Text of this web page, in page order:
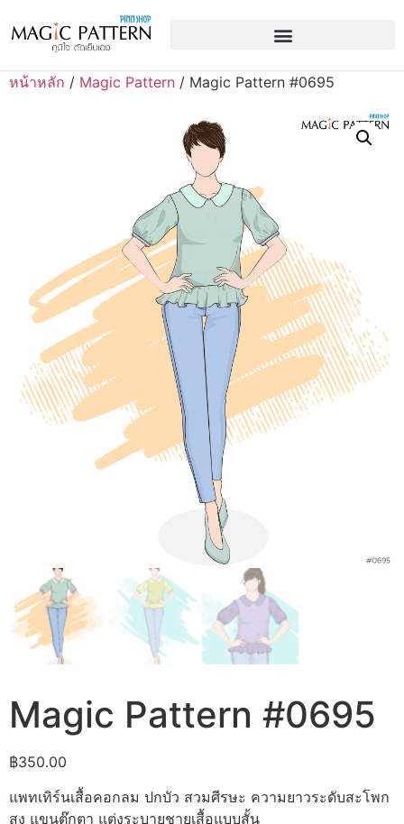
หน้าหลัก / Magic Pattern / Magic Pattern #0695
Magic Pattern #0695
฿350.00
แพทเทิร์นเสื้อคอกลม ปกบัว สวมศีรษะ ความยาวระดับสะโพก
สูง แขนตุ๊กตา แต่งระบายชายเสื้อแบบสั้น